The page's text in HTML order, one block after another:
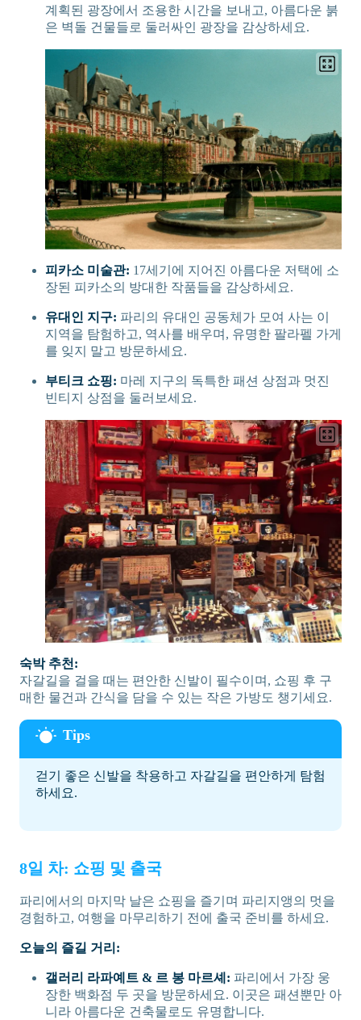
계획된 광장에서 조용한 시간을 보내고, 아름다운 붉
은 벽돌 건물들로 둘러싸인 광장을 감상하세요.
피카소 미술관: 17세기에 지어진 아름다운 저택에 소
장된 피카소의 방대한 작품들을 감상하세요.
유대인 지구: 파리의 유대인 공동체가 모여 사는 이
지역을 탐험하고, 역사를 배우며, 유명한 팔라펠 가게
를 잊지 말고 방문하세요.
부티크 쇼핑: 마레 지구의 독특한 패션 상점과 멋진
빈티지 상점을 둘러보세요.
숙박 추천:
자갈길을 걸을 때는 편안한 신발이 필수이며, 쇼핑 후 구
매한 물건과 간식을 담을 수 있는 작은 가방도 챙기세요.
걷기 좋은 신발을 착용하고 자갈길을 편안하게 탐험
하세요.
8일 차: 쇼핑 및 출국
파리에서의 마지막 날은 쇼핑을 즐기며 파리지앵의 멋을
경험하고, 여행을 마무리하기 전에 출국 준비를 하세요.
오늘의 즐길 거리:
갤러리 라파예트 & 르 봉 마르셰: 파리에서 가장 웅
장한 백화점 두 곳을 방문하세요. 이곳은 패션뿐만 아
니라 아름다운 건축물로도 유명합니다.